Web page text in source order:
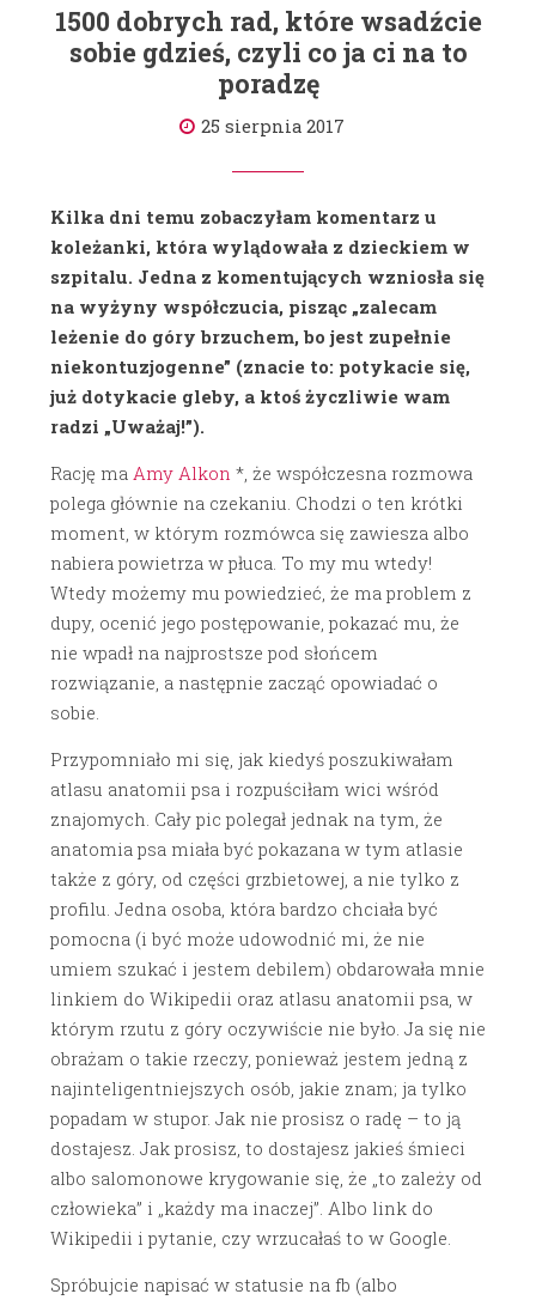
1500 dobrych rad, które wsadźcie
sobie gdzieś, czyli co ja ci na to
poradzę
25 sierpnia 2017
Kilka dni temu zobaczyłam komentarz u
koleżanki, która wylądowała z dzieckiem w
szpitalu. Jedna z komentujących wzniosła się
na wyżyny współczucia, pisząc „zalecam
leżenie do góry brzuchem, bo jest zupełnie
niekontuzjogenne” (znacie to: potykacie się,
już dotykacie gleby, a ktoś życzliwie wam
radzi „Uważaj!”).
Rację ma Amy Alkon *, że współczesna rozmowa
polega głównie na czekaniu. Chodzi o ten krótki
moment, w którym rozmówca się zawiesza albo
nabiera powietrza w płuca. To my mu wtedy!
Wtedy możemy mu powiedzieć, że ma problem z
dupy, ocenić jego postępowanie, pokazać mu, że
nie wpadł na najprostsze pod słońcem
rozwiązanie, a następnie zacząć opowiadać o
sobie.
Przypomniało mi się, jak kiedyś poszukiwałam
atlasu anatomii psa i rozpuściłam wici wśród
znajomych. Cały pic polegał jednak na tym, że
anatomia psa miała być pokazana w tym atlasie
także z góry, od części grzbietowej, a nie tylko z
profilu. Jedna osoba, która bardzo chciała być
pomocna (i być może udowodnić mi, że nie
umiem szukać i jestem debilem) obdarowała mnie
linkiem do Wikipedii oraz atlasu anatomii psa, w
którym rzutu z góry oczywiście nie było. Ja się nie
obrażam o takie rzeczy, ponieważ jestem jedną z
najinteligentniejszych osób, jakie znam; ja tylko
popadam w stupor. Jak nie prosisz o radę – to ją
dostajesz. Jak prosisz, to dostajesz jakieś śmieci
albo salomonowe krygowanie się, że „to zależy od
człowieka” i „każdy ma inaczej”. Albo link do
Wikipedii i pytanie, czy wrzucałaś to w Google.
Spróbujcie napisać w statusie na fb (albo